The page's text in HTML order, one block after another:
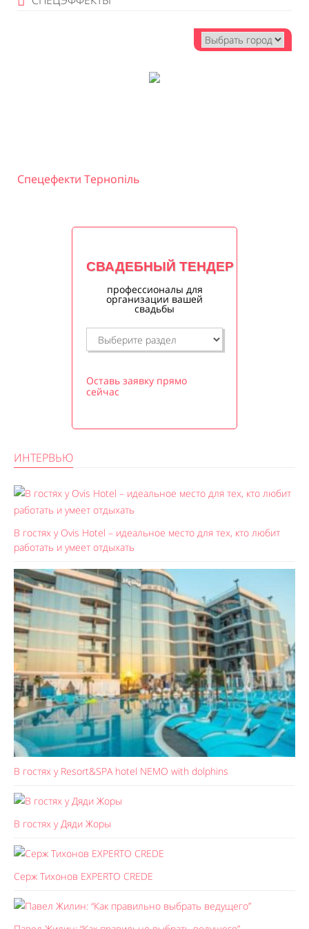
Спецефекти Тернопіль
СВАДЕБНЫЙ ТЕНДЕР
профессионалы для
организации вашей
свадьбы
Оставь заявку прямо
сейчас
ИНТЕРВЬЮ
В гостях у Ovis Hotel – идеальное место для тех, кто любит
работать и умеет отдыхать
В гостях у Resort&SPA hotel NEMO with dolphins
В гостях у Дяди Жоры
Серж Тихонов EXPERTO CREDE